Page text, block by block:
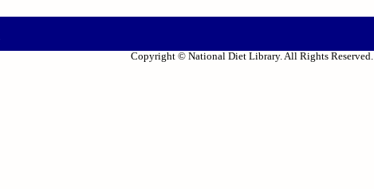
Copyright © National Diet Library. All Rights Reserved.